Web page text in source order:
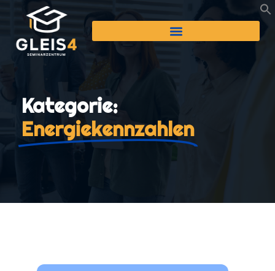
Kategorie:
Energiekennzahlen